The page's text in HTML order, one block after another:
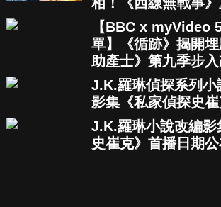
【BBC x myVideo
單】《循跡》揭開
助產士》第九季步
J.K.羅琳偵探系列
影集《私家偵探史
J.K.羅琳小說改編影
史崔克》首播日期